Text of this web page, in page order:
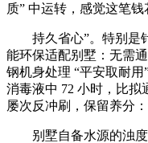
质” 中运转，感觉这笔
持久省心”。特别是
能环保适配别墅：无需
钢机身处理 “平安取耐
消毒液中 72 小时，比拟
屡次反冲刷，保留养分
别墅自备水源的浊度